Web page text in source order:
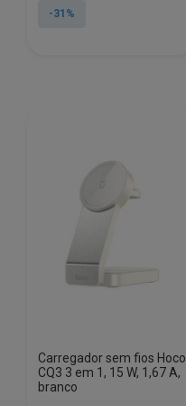
original
atual
-31%
Carregador sem fios Hoco
CQ3 3 em 1, 15 W, 1,67 A,
branco